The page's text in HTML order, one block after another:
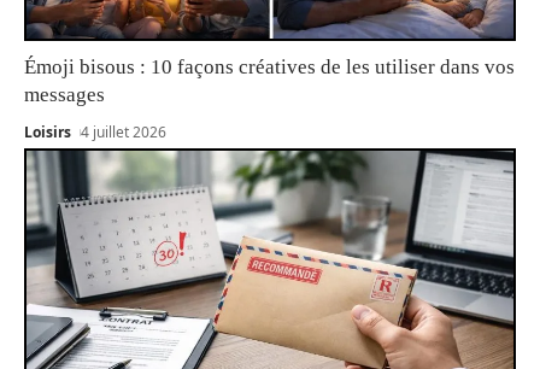
Émoji bisous : 10 façons créatives de les utiliser dans vos
messages
Loisirs 4 juillet 2026